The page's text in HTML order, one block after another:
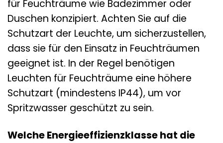
für Feuchträume wie Badezimmer oder
Duschen konzipiert. Achten Sie auf die
Schutzart der Leuchte, um sicherzustellen,
dass sie für den Einsatz in Feuchträumen
geeignet ist. In der Regel benötigen
Leuchten für Feuchträume eine höhere
Schutzart (mindestens IP44), um vor
Spritzwasser geschützt zu sein.
Welche Energieeffizienzklasse hat die